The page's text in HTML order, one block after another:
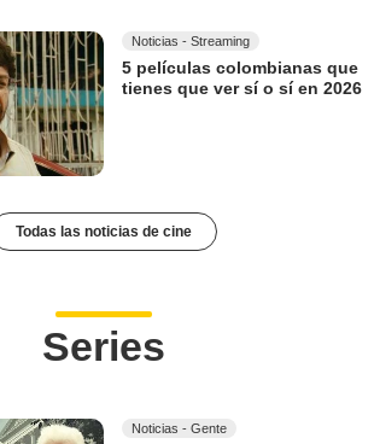
Noticias - Streaming
5 películas colombianas que
tienes que ver sí o sí en 2026
Todas las noticias de cine
Series
Noticias - Gente